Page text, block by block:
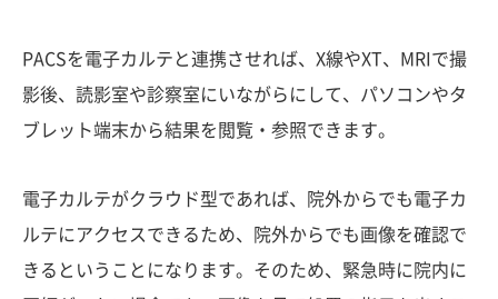
PACSを電子カルテと連携させれば、X線やXT、MRIで撮
影後、読影室や診察室にいながらにして、パソコンやタ
ブレット端末から結果を閲覧・参照できます。
電子カルテがクラウド型であれば、院外からでも電子カ
ルテにアクセスできるため、院外からでも画像を確認で
きるということになります。そのため、緊急時に院内に